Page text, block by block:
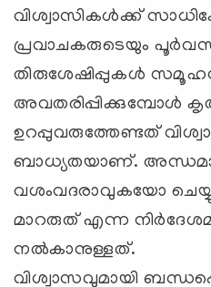
വിശ്വാസികള്ക്ക്
പ്രവാചകരുടെയും പൂര്
തിരുശേഷിപ്പുകള്
അവതരിപ്പിക്കുമ്പോള്
ഉറപ്പുവരുത്തേണ്ടത്
ബാധ്യതയാണ്.
വശംവദരാവുകയോ
മാറരുത് എന്ന നിര്
നല്കാനുള്ളത്.
വിശ്വാസവുമായി